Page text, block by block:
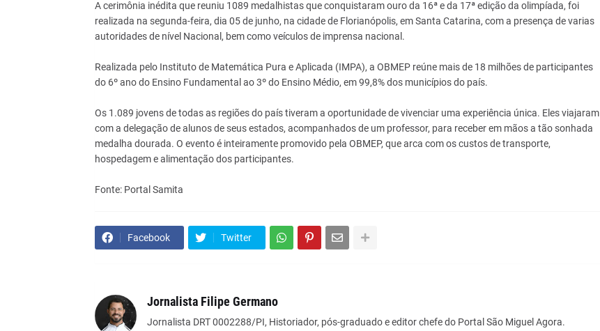
A cerimônia inédita que reuniu 1089 medalhistas que conquistaram ouro da 16ª e da 17ª edição da olimpíada, foi
realizada na segunda-feira, dia 05 de junho, na cidade de Florianópolis, em Santa Catarina, com a presença de varias
autoridades de nível Nacional, bem como veículos de imprensa nacional.
Realizada pelo Instituto de Matemática Pura e Aplicada (IMPA), a OBMEP reúne mais de 18 milhões de participantes
do 6º ano do Ensino Fundamental ao 3º do Ensino Médio, em 99,8% dos municípios do país.
Os 1.089 jovens de todas as regiões do país tiveram a oportunidade de vivenciar uma experiência única. Eles viajaram
com a delegação de alunos de seus estados, acompanhados de um professor, para receber em mãos a tão sonhada
medalha dourada. O evento é inteiramente promovido pela OBMEP, que arca com os custos de transporte,
hospedagem e alimentação dos participantes.
Fonte: Portal Samita
Facebook Twitter
Jornalista Filipe Germano
Jornalista DRT 0002288/PI, Historiador, pós-graduado e editor chefe do Portal São Miguel Agora.